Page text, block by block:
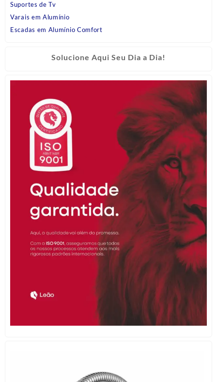
Suportes de Tv
Varais em Alumínio
Escadas em Alumínio Comfort
Solucione Aqui Seu Dia a Dia!